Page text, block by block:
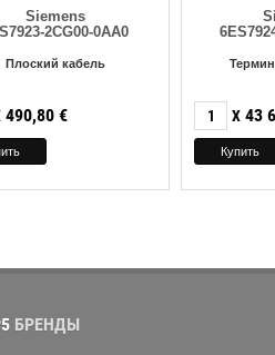
Siemens
2CG00-0AA0
Плоский кабель
490,80 € X 43
БРЕНДЫ